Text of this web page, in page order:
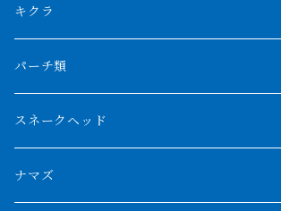
厳選 過背金龍
フルゴールデンクロスバック
ブルーベースクロスバック
BILLY-KENオリジナルブランド紅龍
チョッパーレッド
ブルレッド
その他アジアアロワナ
特殊個体
シルバーアロワナ
リアルバンド
フォークバンド
フォーバータイガー
メニーバータイガー
ニューギニアダトニオ
プラチナ個体
ショート個体
ハイブリッドポリプ
エンドリケリー
ギニア
ナイジェリア
ナイルビチャー
ナポレオンビチャー
ビキールビキール
ダイヤモンドポルカ
クロコダイル
その他淡水エイ
ネオケラ
その他肺魚
キクラ
パーチ類
スネークヘッド
チャンナバルカ
ナマズ